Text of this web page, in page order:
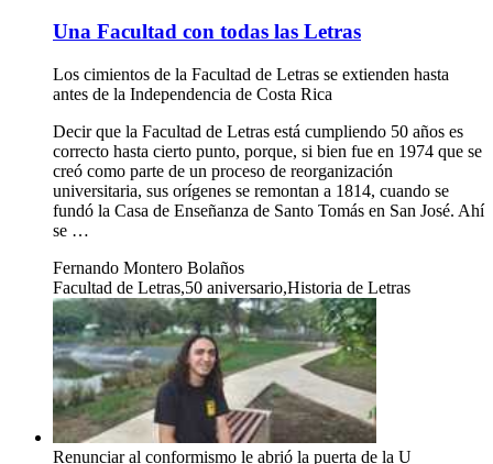
Una Facultad con todas las Letras
Los cimientos de la Facultad de Letras se extienden hasta
antes de la Independencia de Costa Rica
Decir que la Facultad de Letras está cumpliendo 50 años es
correcto hasta cierto punto, porque, si bien fue en 1974 que se
creó como parte de un proceso de reorganización
universitaria, sus orígenes se remontan a 1814, cuando se
fundó la Casa de Enseñanza de Santo Tomás en San José. Ahí
se …
Fernando Montero Bolaños
Facultad de Letras,50 aniversario,Historia de Letras
Renunciar al conformismo le abrió la puerta de la U